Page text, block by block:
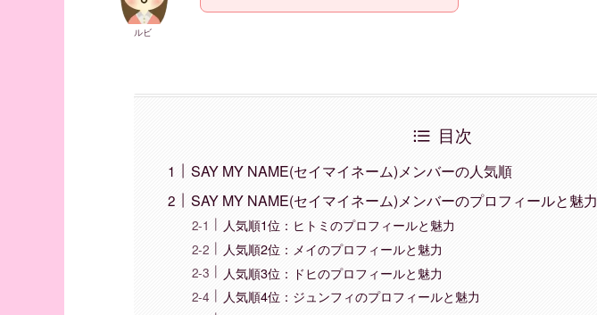
ルビ
目次
SAY MY NAME(セイマイネーム)メンバーの人気順
SAY MY NAME(セイマイネーム)メンバーのプロフィールと魅力
人気順1位：ヒトミのプロフィールと魅力
人気順2位：メイのプロフィールと魅力
人気順3位：ドヒのプロフィールと魅力
人気順4位：ジュンフィのプロフィールと魅力